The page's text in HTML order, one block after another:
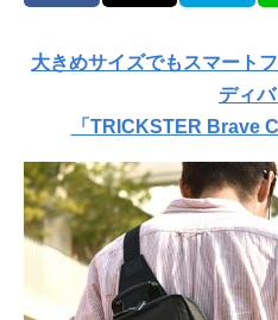
大きめサイズでもスマート
ディ
「TRICKSTER Brave